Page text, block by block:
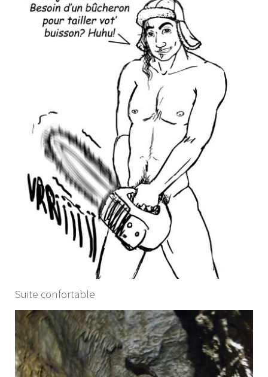
Suite confortable